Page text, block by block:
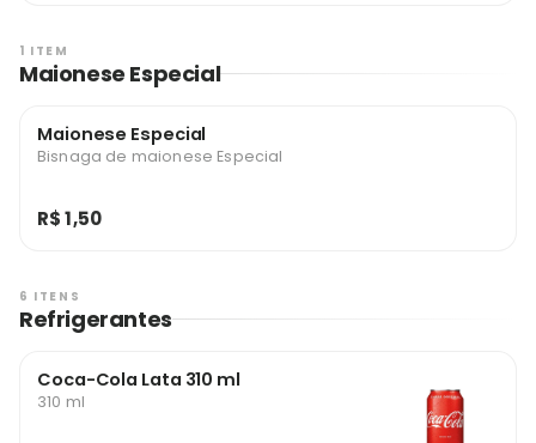
1 ITEM
Maionese Especial
Maionese Especial
Bisnaga de maionese Especial
R$ 1,50
6 ITENS
Refrigerantes
Coca-Cola Lata 310 ml
310 ml